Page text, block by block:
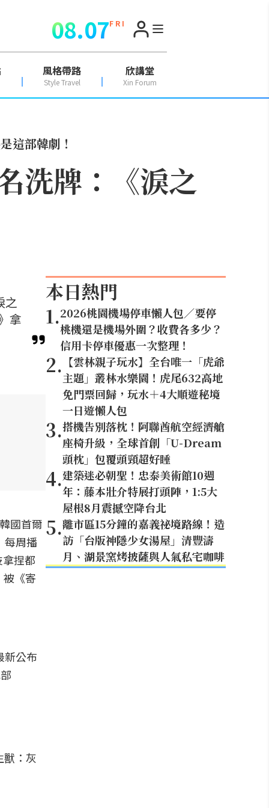
08.07F R I
風格帶路
Style Travel
欣講堂
Xin Forum
這部韓劇！
洗牌：《淚之
之
拿
國首爾
每周播
捏都
《寄
新公布
獸：灰
本日熱門
1.2026桃園機場停車懶人包／要停
桃機還是機場外圍？收費各多少？
信用卡停車優惠一次整理！
2. 【雲林親子玩水】全台唯一「虎爺
主題」叢林水樂園！虎尾632高地
免門票回歸，玩水＋4大順遊秘境
一日遊懶人包
3.搭機告別落枕！阿聯酋航空經濟艙
座椅升級，全球首創「U-Dream
頭枕」包覆頭頸超好睡
4.建築迷必朝聖！忠泰美術館10週
年：藤本壯介特展打頭陣，1:5大
屋根8月震撼空降台北
5.離市區15分鐘的嘉義祕境路線！造
訪「台版神隱少女湯屋」清豐濤
月、湖景窯烤披薩與人氣私宅咖啡